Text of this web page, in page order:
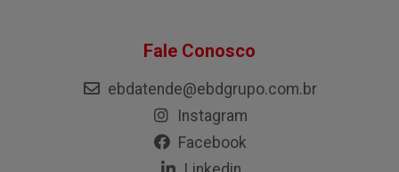
Fale Conosco
ebdatende@ebdgrupo.com.br
Instagram
Facebook